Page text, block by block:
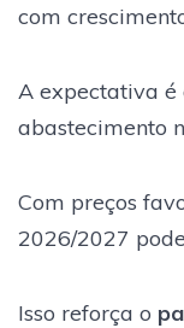
com
A expectativa
abastecimento
Com preços
2026/2027
Isso reforça o